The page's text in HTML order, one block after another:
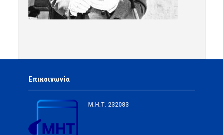
Επικοινωνία
Μ.Η.Τ. 232083